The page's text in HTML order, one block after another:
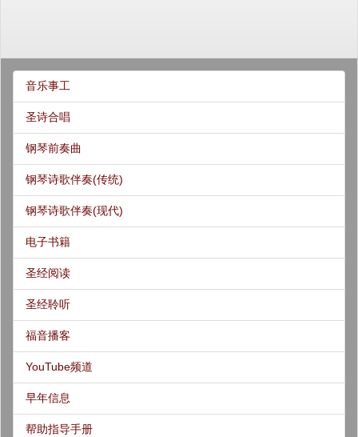
音乐事工
圣诗合唱
钢琴前奏曲
钢琴诗歌伴奏(传统)
钢琴诗歌伴奏(现代)
电子书籍
圣经阅读
圣经聆听
福音播客
YouTube频道
早年信息
帮助指导手册